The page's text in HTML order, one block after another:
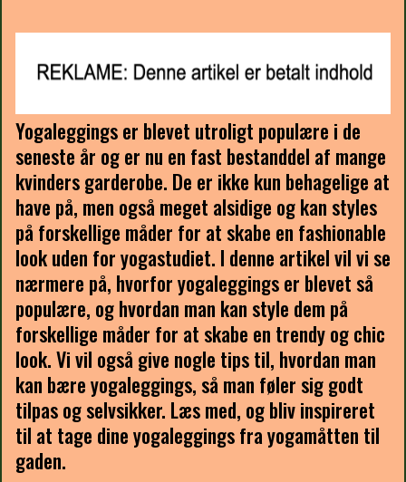
Yogaleggings er blevet utroligt populære i de
seneste år og er nu en fast bestanddel af mange
kvinders garderobe. De er ikke kun behagelige at
have på, men også meget alsidige og kan styles
på forskellige måder for at skabe en fashionable
look uden for yogastudiet. I denne artikel vil vi se
nærmere på, hvorfor yogaleggings er blevet så
populære, og hvordan man kan style dem på
forskellige måder for at skabe en trendy og chic
look. Vi vil også give nogle tips til, hvordan man
kan bære yogaleggings, så man føler sig godt
tilpas og selvsikker. Læs med, og bliv inspireret
til at tage dine yogaleggings fra yogamåtten til
gaden.